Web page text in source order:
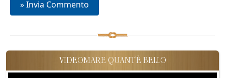
VIDEOMARE QUANT'È BELLO